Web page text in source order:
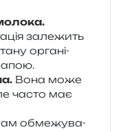
зале­жить
орга­ні­
Вона може
часто має
обме­жу­ва­